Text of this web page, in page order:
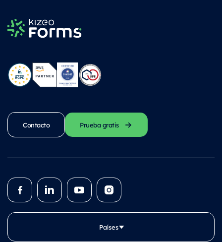
Contacto Prueba gratis
Países